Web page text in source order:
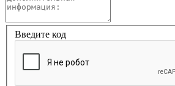
Введите код